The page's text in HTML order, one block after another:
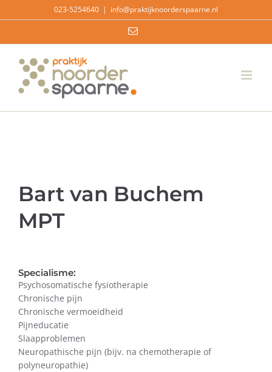
naar
023-5254640 | info@praktijknoorderspaarne.nl
E-
Bart van Buchem
MPT
Specialisme:
Psychosomatische fysiotherapie
Chronische pijn
Chronische vermoeidheid
Pijneducatie
Slaapproblemen
Neuropathische pijn (bijv. na chemotherapie of
polyneuropathie)